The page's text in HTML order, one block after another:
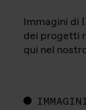
Immagini di
dei progetti
qui nel